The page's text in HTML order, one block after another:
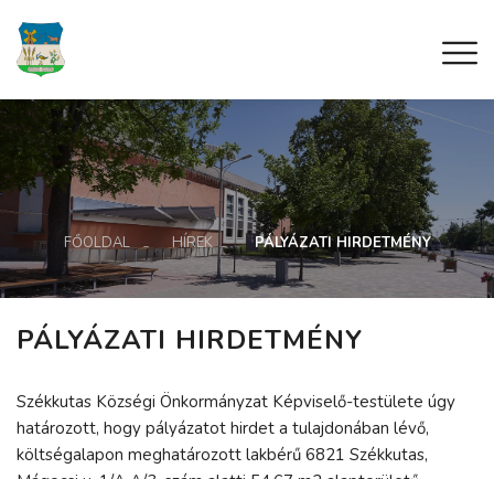
FŐOLDAL HÍREK PÁLYÁZATI HIRDETMÉNY
PÁLYÁZATI HIRDETMÉNY
Székkutas Községi Önkormányzat Képviselő-testülete úgy
határozott, hogy pályázatot hirdet a tulajdonában lévő,
költségalapon meghatározott lakbérű 6821 Székkutas,